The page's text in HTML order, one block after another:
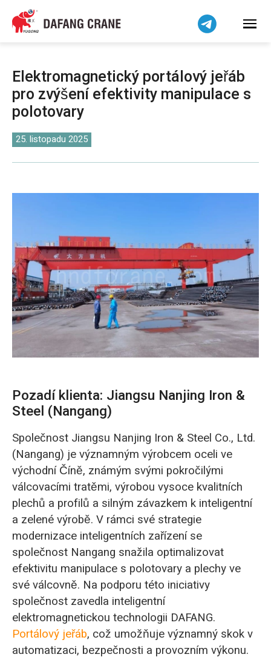
Elektromagnetický portálový jeřáb
pro zvýšení efektivity manipulace s
polotovary
25. listopadu 2025
Pozadí klienta: Jiangsu Nanjing Iron &
Steel (Nangang)
Společnost Jiangsu Nanjing Iron & Steel Co., Ltd.
(Nangang) je významným výrobcem oceli ve
východní Číně, známým svými pokročilými
válcovacími tratěmi, výrobou vysoce kvalitních
plechů a profilů a silným závazkem k inteligentní
a zelené výrobě. V rámci své strategie
modernizace inteligentních zařízení se
společnost Nangang snažila optimalizovat
efektivitu manipulace s polotovary a plechy ve
své válcovně. Na podporu této iniciativy
společnost zavedla inteligentní
elektromagnetickou technologii DAFANG.
Portálový jeřáb, což umožňuje významný skok v
automatizaci, bezpečnosti a provozním výkonu.
हिन्दी
Bahasa Indonesia
简体中文
বাংলা
فارسی
Pilipino
اردو
Беларуская мова
Dansk
Norsk
O‘zbekcha